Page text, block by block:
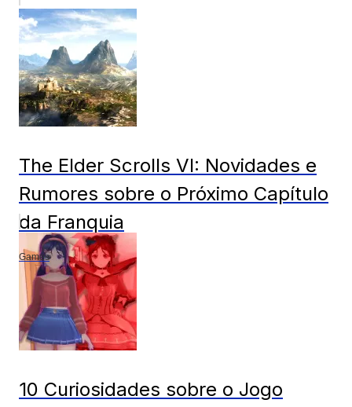
The Elder Scrolls VI: Novidades e
Rumores sobre o Próximo Capítulo
da Franquia
Games
10 Curiosidades sobre o Jogo